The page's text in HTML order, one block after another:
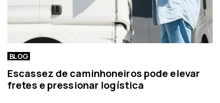
BLOG
Escassez de caminhoneiros pode elevar
fretes e pressionar logística